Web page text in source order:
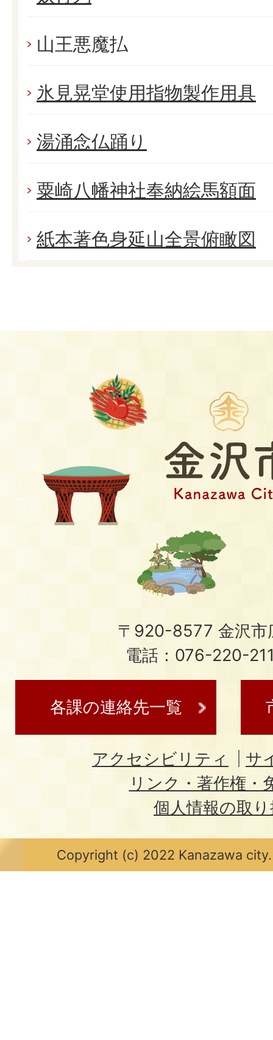
山王悪魔払
氷見晃堂使用指物製作用具
湯涌念仏踊り
粟崎八幡神社奉納絵馬額面
紙本著色身延山全景俯瞰図
〒920-8577 金沢市
電話：076-220-
各課の連絡先一覧
アクセシビリティ
サ
リンク・著作権・
個人情報の取
Copyright (c) 2022 Kanazawa